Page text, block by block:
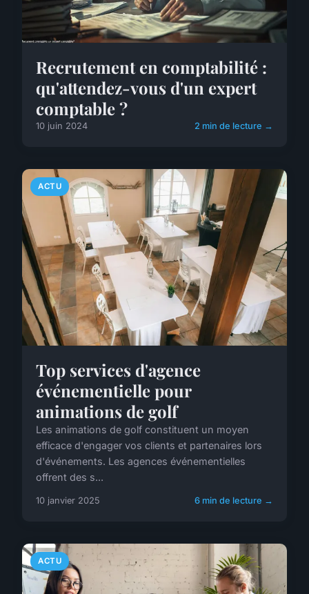
Recrutement en comptabilité :
qu'attendez-vous d'un expert
comptable ?
10 juin 2024 2 min de lecture →
ACTU
Top services d'agence
événementielle pour
animations de golf
Les animations de golf constituent un moyen
efficace d'engager vos clients et partenaires lors
d'événements. Les agences événementielles
offrent des s...
10 janvier 2025 6 min de lecture →
ACTU